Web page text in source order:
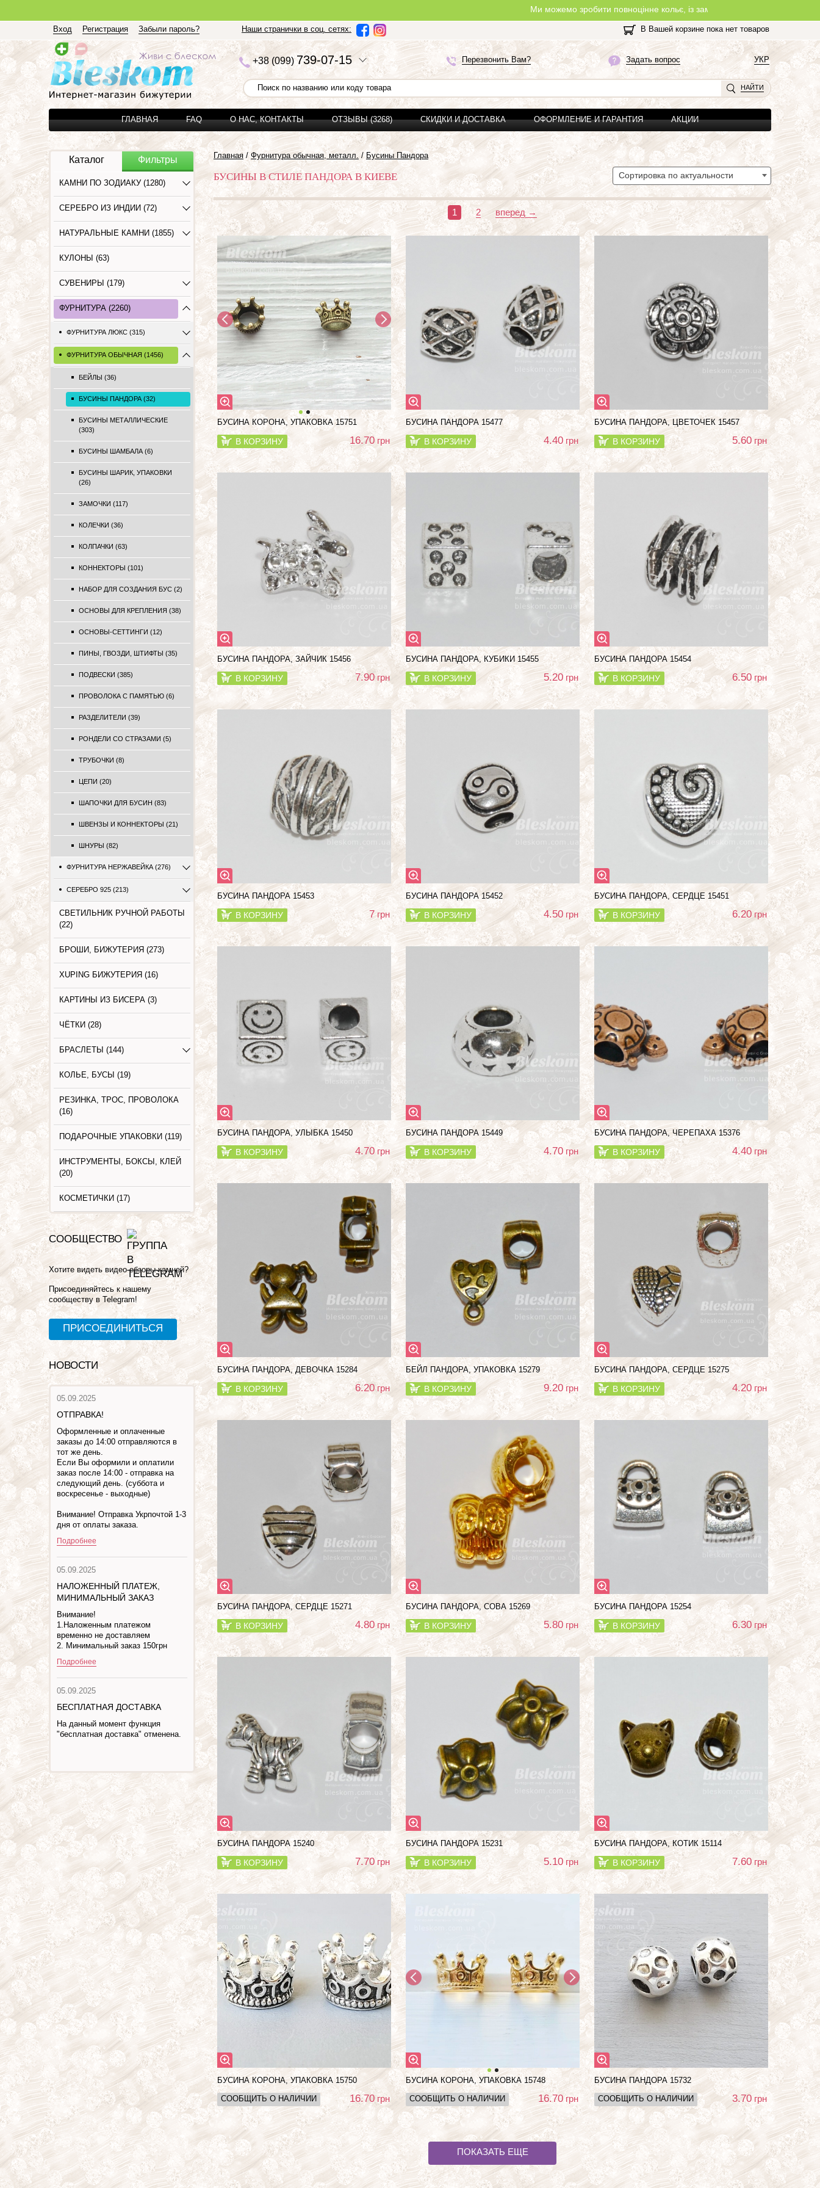
Ми можемо зробити повноцінне кольє, із замочком, з будь-якої нитки, яку Ви оберете
Вход Регистрация Забыли пароль? Наши странички в соц. сетях: В Вашей корзине пока нет товаров
+38 (099)739-07-15 Задать вопрос
Перезвонить Вам? УКР
НАЙТИ
ГЛАВНАЯ FAQ О НАС, КОНТАКТЫ ОТЗЫВЫ (3268) СКИДКИ И ДОСТАВКА ОФОРМЛЕНИЕ И ГАРАНТИЯ АКЦИИ
Каталог Фильтры
КАМНИ ПО ЗОДИАКУ (1280)
СЕРЕБРО ИЗ ИНДИИ (72)
НАТУРАЛЬНЫЕ КАМНИ (1855)
КУЛОНЫ (63)
СУВЕНИРЫ (179)
ФУРНИТУРА (2260)
ФУРНИТУРА ЛЮКС (315)
ФУРНИТУРА ОБЫЧНАЯ (1456)
БЕЙЛЫ (36)
БУСИНЫ ПАНДОРА (32)
БУСИНЫ МЕТАЛЛИЧЕСКИЕ
(303)
БУСИНЫ ШАМБАЛА (6)
БУСИНЫ ШАРИК, УПАКОВКИ
(26)
ЗАМОЧКИ (117)
КОЛЕЧКИ (36)
КОЛПАЧКИ (63)
КОННЕКТОРЫ (101)
НАБОР ДЛЯ СОЗДАНИЯ БУС (2)
ОСНОВЫ ДЛЯ КРЕПЛЕНИЯ (38)
ОСНОВЫ-СЕТТИНГИ (12)
ПИНЫ, ГВОЗДИ, ШТИФТЫ (35)
ПОДВЕСКИ (385)
ПРОВОЛОКА С ПАМЯТЬЮ (6)
РАЗДЕЛИТЕЛИ (39)
РОНДЕЛИ СО СТРАЗАМИ (5)
ТРУБОЧКИ (8)
ЦЕПИ (20)
ШАПОЧКИ ДЛЯ БУСИН (83)
ШВЕНЗЫ И КОННЕКТОРЫ (21)
ШНУРЫ (82)
ФУРНИТУРА НЕРЖАВЕЙКА (276)
СЕРЕБРО 925 (213)
СВЕТИЛЬНИК РУЧНОЙ РАБОТЫ
(22)
БРОШИ, БИЖУТЕРИЯ (273)
XUPING БИЖУТЕРИЯ (16)
КАРТИНЫ ИЗ БИСЕРА (3)
ЧЁТКИ (28)
БРАСЛЕТЫ (144)
КОЛЬЕ, БУСЫ (19)
РЕЗИНКА, ТРОС, ПРОВОЛОКА
(16)
ПОДАРОЧНЫЕ УПАКОВКИ (119)
ИНСТРУМЕНТЫ, БОКСЫ, КЛЕЙ
(20)
КОСМЕТИЧКИ (17)
СООБЩЕСТВО
Хотите видеть видео обзоры камней?
Присоединяйтесь к нашему
сообществу в Telegram!
ПРИСОЕДИНИТЬСЯ
НОВОСТИ
05.09.2025
ОТПРАВКА!
Оформленные и оплаченные
заказы до 14:00 отправляются в
тот же день.
Если Вы оформили и оплатили
заказ после 14:00 - отправка на
следующий день. (суббота и
воскресенье - выходные)
Внимание! Отправка Укрпочтой 1-3
дня от оплаты заказа.
Подробнее
05.09.2025
НАЛОЖЕННЫЙ ПЛАТЕЖ,
МИНИМАЛЬНЫЙ ЗАКАЗ
Внимание!
1.Наложенным платежом
временно не доставляем
2. Минимальный заказ 150грн
Подробнее
05.09.2025
БЕСПЛАТНАЯ ДОСТАВКА
На данный момент функция
"бесплатная доставка" отменена.
Главная / Фурнитура обычная, металл. / Бусины Пандора
БУСИНЫ В СТИЛЕ ПАНДОРА В КИЕВЕ Сортировка по актуальности
1 2 вперед →
БУСИНА КОРОНА, УПАКОВКА 15751
В КОРЗИНУ 16.70 грн
БУСИНА ПАНДОРА 15477
В КОРЗИНУ 4.40 грн
БУСИНА ПАНДОРА, ЦВЕТОЧЕК 15457
В КОРЗИНУ 5.60 грн
БУСИНА ПАНДОРА, ЗАЙЧИК 15456
В КОРЗИНУ 7.90грн
БУСИНА ПАНДОРА, КУБИКИ 15455
В КОРЗИНУ 5.20 грн
БУСИНА ПАНДОРА 15454
В КОРЗИНУ 6.50 грн
БУСИНА ПАНДОРА 15453
В КОРЗИНУ 7грн
БУСИНА ПАНДОРА 15452
В КОРЗИНУ 4.50 грн
БУСИНА ПАНДОРА, СЕРДЦЕ 15451
В КОРЗИНУ 6.20 грн
БУСИНА ПАНДОРА, УЛЫБКА 15450
В КОРЗИНУ 4.70 грн
БУСИНА ПАНДОРА 15449
В КОРЗИНУ 4.70 грн
БУСИНА ПАНДОРА, ЧЕРЕПАХА 15376
В КОРЗИНУ 4.40 грн
БУСИНА ПАНДОРА, ДЕВОЧКА 15284
В КОРЗИНУ 6.20грн
БЕЙЛ ПАНДОРА, УПАКОВКА 15279
В КОРЗИНУ 9.20 грн
БУСИНА ПАНДОРА, СЕРДЦЕ 15275
В КОРЗИНУ 4.20 грн
БУСИНА ПАНДОРА, СЕРДЦЕ 15271
В КОРЗИНУ 4.80 грн
БУСИНА ПАНДОРА, СОВА 15269
В КОРЗИНУ 5.80 грн
БУСИНА ПАНДОРА 15254
В КОРЗИНУ 6.30 грн
БУСИНА ПАНДОРА 15240
В КОРЗИНУ 7.70 грн
БУСИНА ПАНДОРА 15231
В КОРЗИНУ 5.10 грн
БУСИНА ПАНДОРА, КОТИК 15114
В КОРЗИНУ 7.60 грн
БУСИНА КОРОНА, УПАКОВКА 15750
СООБЩИТЬ О НАЛИЧИИ
16.70грн
БУСИНА КОРОНА, УПАКОВКА 15748
СООБЩИТЬ О НАЛИЧИИ
16.70грн
БУСИНА ПАНДОРА 15732
СООБЩИТЬ О НАЛИЧИИ
3.70 грн
ПОКАЗАТЬ ЕЩЕ